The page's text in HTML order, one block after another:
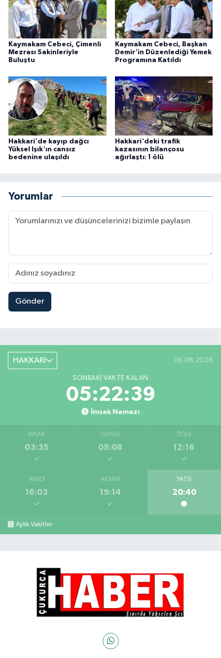
Kaymakam Cebeci, Çimenli
Mezrası Sakinleriyle
Buluştu
Kaymakam Cebeci, Başkan
Demir'in Düzenlediği Yemek
Programına Katıldı
Hakkari'de kayıp dağcı
Yüksel Işık'ın cansız
bedenine ulaşıldı
Hakkari'deki trafik
kazasının bilançosu
ağırlaştı: 1 ölü
Yorumlar
Gönder
HAKKARİ 08.08.2026
SONRAKI VAKTE KALAN
05:22:39
İmsak Namazı
İMSAK
03:35
GÜNEŞ
05:08
ÖĞLE
12:16
İKINDI
16:03
AKŞAM
19:14
YATSI
20:40
Aylık Vakitler